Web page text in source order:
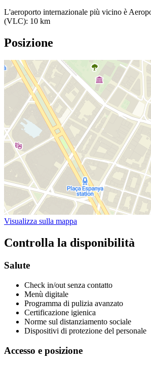
L'aeroporto internazionale più vicino è
(VLC): 10 km
Posizione
Visualizza sulla mappa
Controlla la disponibilità
Salute
Check in/out senza contatto
Menù digitale
Programma di pulizia avanzato
Certificazione igienica
Norme sul distanziamento sociale
Dispositivi di protezione del personale
Accesso e posizione